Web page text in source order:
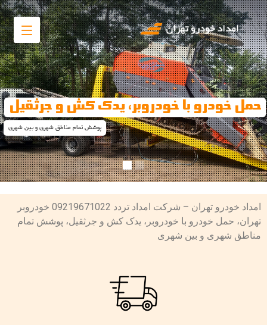
حمل خودرو با خودروبر، یدک کش و جرثقیل
پوشش تمام مناطق شهری و بین شهری
امداد خودرو تهران – شرکت امداد تردد 09219671022 خودروبر
تهران، حمل خودرو با خودروبر، یدک کش و جرثقیل، پوشش تمام
مناطق شهری و بین شهری